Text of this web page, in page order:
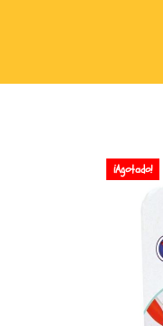
¡Agotado!